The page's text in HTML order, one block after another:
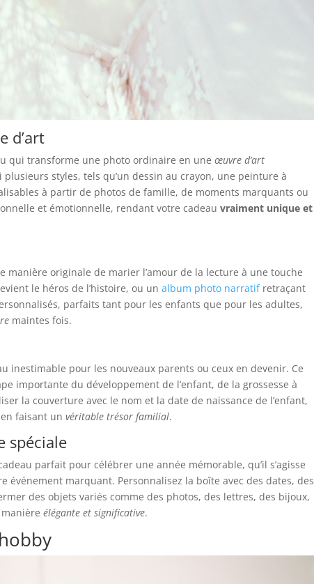
d’art
qui transforme une photo ordinaire en uneœuvre d’art
styles, tels qu’un dessin au crayon, une peinture à
à partir de photos de famille, de moments marquants ou
et émotionnelle, rendant votre cadeauvraiment unique et
manière originale de marier l’amour de la lecture à une touche
le héros de l’histoire, ou unalbum photo narratifretraçant
parfaits tant pour les enfants que pour les adultes,
maintes fois.
inestimable pour les nouveaux parents ou ceux en devenir. Ce
importante du développement de l’enfant, de la grossesse à
la couverture avec le nom et la date de naissance de l’enfant,
en faisant unvéritable trésor familial.
spéciale
parfait pour célébrer une année mémorable, qu’il s’agisse
événement marquant. Personnalisez la boîte avec des dates, des
des objets variés comme des photos, des lettres, des bijoux,
manièreélégante et significative.